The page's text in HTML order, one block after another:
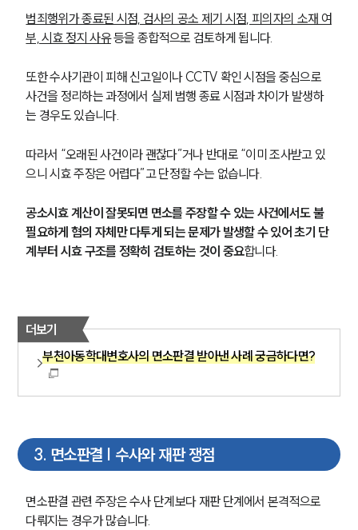
범죄행위가 종료된 시점, 검사의 공소 제기 시점, 피의자의 소재 여
부, 시효 정지 사유 등을 종합적으로 검토하게 됩니다.
또한 수사기관이 피해 신고일이나 CCTV 확인 시점을 중심으로
사건을 정리하는 과정에서 실제 범행 종료 시점과 차이가 발생하
는 경우도 있습니다.
따라서 “오래된 사건이라 괜찮다”거나 반대로 “이미 조사받고 있
으니 시효 주장은 어렵다”고 단정할 수는 없습니다.
공소시효 계산이 잘못되면 면소를 주장할 수 있는 사건에서도 불
필요하게 혐의 자체만 다투게 되는 문제가 발생할 수 있어 초기 단
계부터 시효 구조를 정확히 검토하는 것이 중요합니다.
더보기
부천아동학대변호사의 면소판결 받아낸 사례 궁금하다면?
3. 면소판결 | 수사와 재판 쟁점
면소판결 관련 주장은 수사 단계보다 재판 단계에서 본격적으로
다뤄지는 경우가 많습니다.